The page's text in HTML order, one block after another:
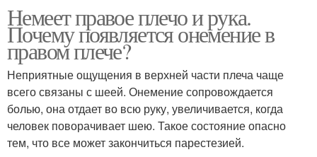
Немеет правое плечо и рука.
Почему появляется онемение в
правом плече?
Неприятные ощущения в верхней части плеча чаще
всего связаны с шеей. Онемение сопровождается
болью, она отдает во всю руку, увеличивается, когда
человек поворачивает шею. Такое состояние опасно
тем, что все может закончиться парестезией.